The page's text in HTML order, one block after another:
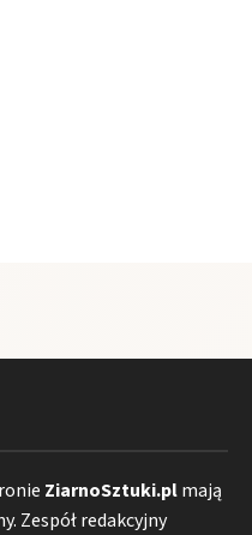
ZiarnoSztuki.plmają
Zespół redakcyjny